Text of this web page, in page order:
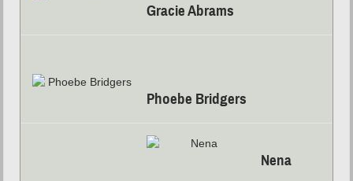
Gracie Abrams
Phoebe Bridgers
Nena